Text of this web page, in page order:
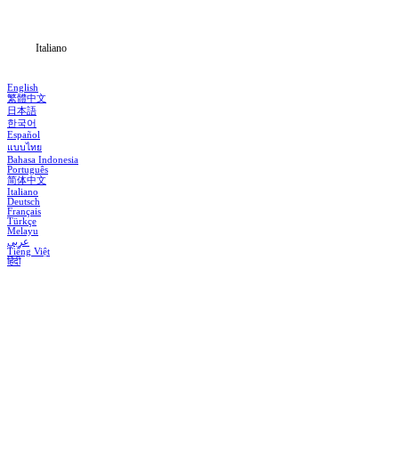
Italiano
English
繁體中文
日本語
한국어
Español
แบบไทย
Bahasa Indonesia
Português
简体中文
Italiano
Deutsch
Français
Türkçe
Melayu
عربي
Tiếng Việt
हिंदी